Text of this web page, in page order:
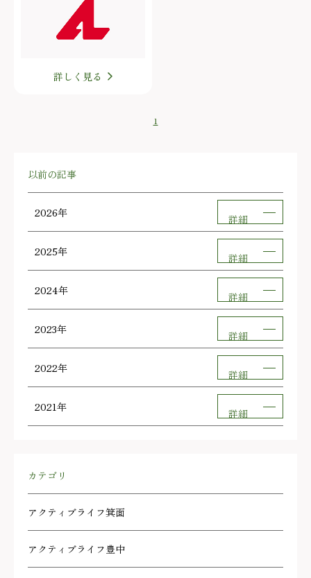
詳しく見る
1
以前の記事
2026年 詳細
2025年 詳細
2024年 詳細
2023年 詳細
2022年 詳細
2021年 詳細
カテゴリ
アクティブライフ箕面
アクティブライフ豊中